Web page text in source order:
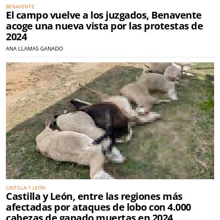
BENAVENTE
El campo vuelve a los juzgados, Benavente
acoge una nueva vista por las protestas de
2024
ANA LLAMAS GANADO
CASTILLA Y LEÓN
Castilla y León, entre las regiones más
afectadas por ataques de lobo con 4.000